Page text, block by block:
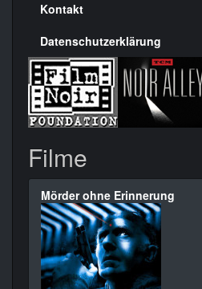
Kontakt
Datenschutzerklärung
Filme
Mörder ohne Erinnerung